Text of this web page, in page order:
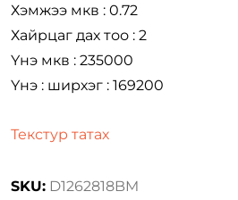
Хэмжээ мкв : 0.72
Хайрцаг дах тоо : 2
Үнэ мкв : 235000
Үнэ : ширхэг : 169200
Текстур татах
SKU: D1262818BM